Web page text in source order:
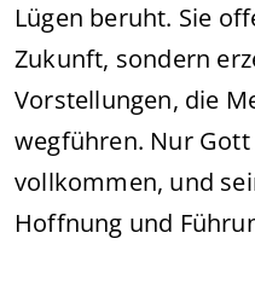
Lügen beruht. Sie
Zukunft, sondern
Vorstellungen, die
wegführen. Nur
vollkommen, und
Hoffnung und